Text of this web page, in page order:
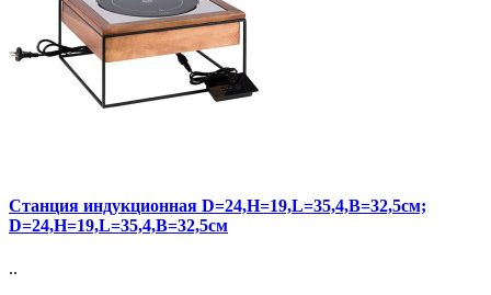
Cтанция индукционная D=24,H=19,L=35,4,B=32,5см;
D=24,H=19,L=35,4,B=32,5см
..